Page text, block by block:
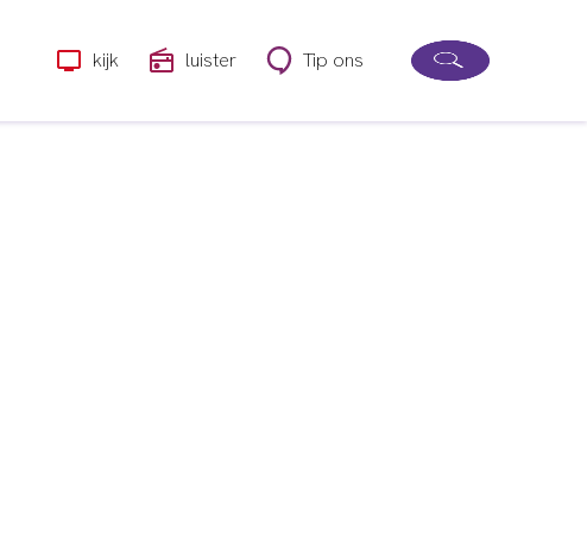
kijk luister Tip ons